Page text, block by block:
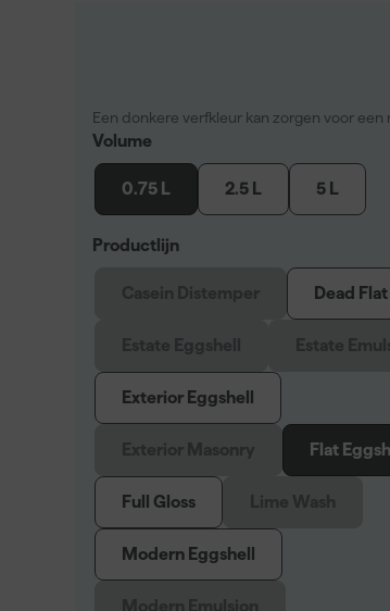
Een donkere verfkleur kan zorgen voor een
Volume
0.75 L 2.5 L 5 L
Productlijn
Dead Flat
Exterior Eggshell
Flat
Full Gloss
Modern Eggshell